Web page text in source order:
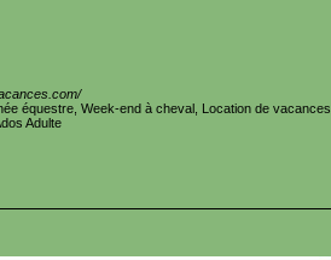
équestre, Week-end à cheval, Location de vacances
Adulte